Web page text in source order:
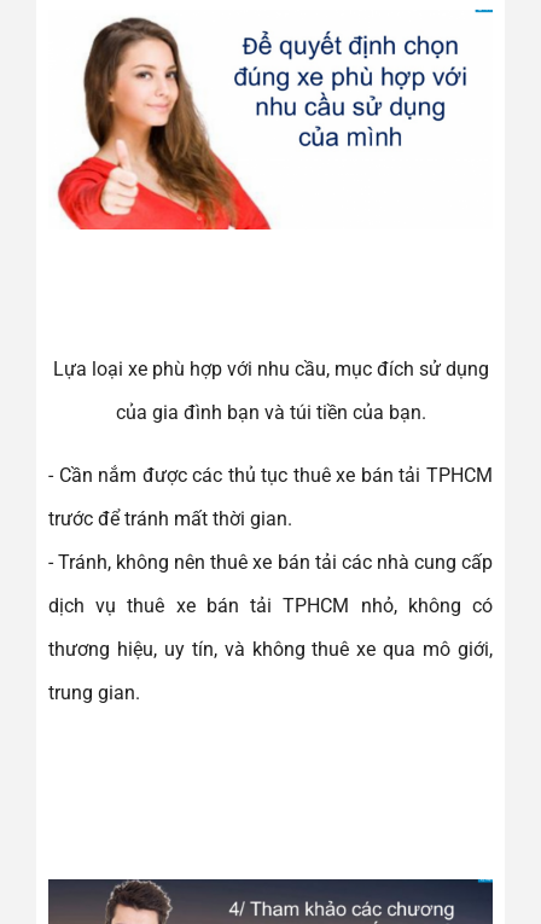
Lựa loại xe phù hợp với nhu cầu, mục đích sử dụng
của gia đình bạn và túi tiền của bạn.
- Cần nắm được các thủ tục thuê xe bán tải TPHCM
trước để tránh mất thời gian.
- Tránh, không nên thuê xe bán tải các nhà cung cấp
dịch vụ thuê xe bán tải TPHCM nhỏ, không có
thương hiệu, uy tín, và không thuê xe qua mô giới,
trung gian.